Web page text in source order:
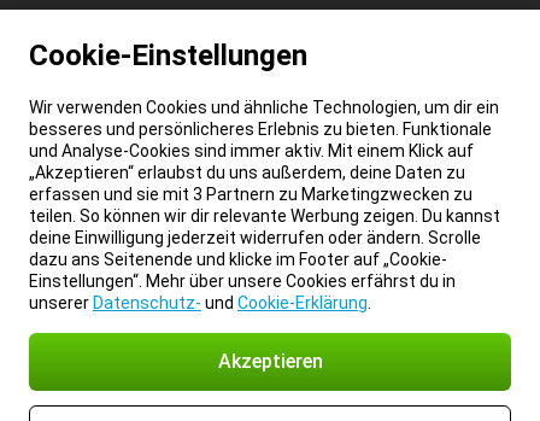
Cookie-Einstellungen
Wir verwenden Cookies und ähnliche Technologien, um dir ein
besseres und persönlicheres Erlebnis zu bieten. Funktionale
und Analyse-Cookies sind immer aktiv. Mit einem Klick auf
„Akzeptieren“ erlaubst du uns außerdem, deine Daten zu
erfassen und sie mit 3 Partnern zu Marketingzwecken zu
teilen. So können wir dir relevante Werbung zeigen. Du kannst
deine Einwilligung jederzeit widerrufen oder ändern. Scrolle
dazu ans Seitenende und klicke im Footer auf „Cookie-
Einstellungen“. Mehr über unsere Cookies erfährst du in
unserer Datenschutz- und Cookie-Erklärung
Akzeptieren